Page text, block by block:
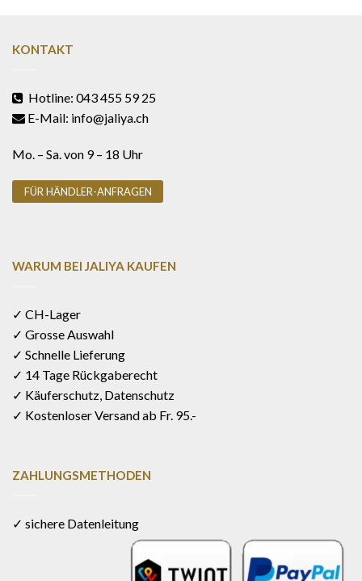
KONTAKT
Hotline: 043 455 59 25
E-Mail: info@jaliya.ch
Mo. – Sa. von 9 – 18 Uhr
FÜR HÄNDLER-ANFRAGEN
WARUM BEI JALIYA KAUFEN
✓ CH-Lager
✓ Grosse Auswahl
✓ Schnelle Lieferung
✓ 14 Tage Rückgaberecht
✓ Käuferschutz, Datenschutz
✓ Kostenloser Versand ab Fr. 95.-
ZAHLUNGSMETHODEN
✓ sichere Datenleitung